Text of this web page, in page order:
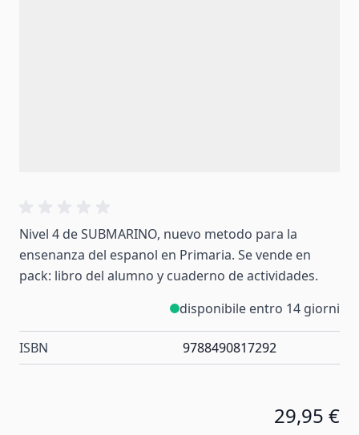
Nivel 4 de SUBMARINO, nuevo metodo para la
ensenanza del espanol en Primaria. Se vende en
pack: libro del alumno y cuaderno de actividades.
disponibile entro 14 giorni
ISBN 9788490817292
29,95 €